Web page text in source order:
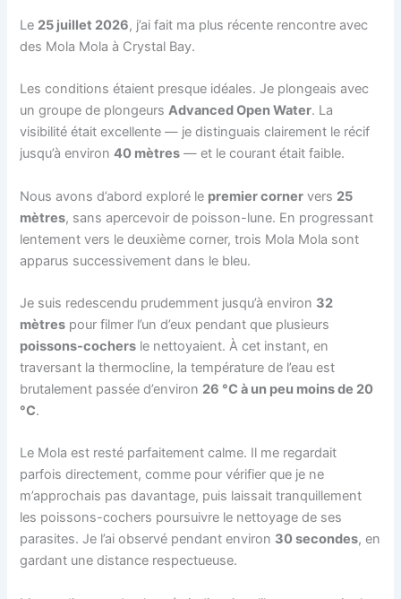
Le 25 juillet 2026, j’ai fait ma plus récente rencontre avec
des Mola Mola à Crystal Bay.
Les conditions étaient presque idéales. Je plongeais avec
un groupe de plongeursAdvanced Open Water. La
visibilité était excellente — je distinguais clairement le récif
jusqu’à environ40 mètres — et le courant était faible.
Nous avons d’abord exploré le premier corner vers 25
mètres, sans apercevoir de poisson-lune. En progressant
lentement vers le deuxième corner, trois Mola Mola sont
apparus successivement dans le bleu.
Je suis redescendu prudemment jusqu’à environ 32
mètres pour filmer l’un d’eux pendant que plusieurs
poissons-cochers le nettoyaient. À cet instant, en
traversant la thermocline, la température de l’eau est
brutalement passée d’environ 26 °C à un peu moins de 20
°C.
Le Mola est resté parfaitement calme. Il me regardait
parfois directement, comme pour vérifier que je ne
m’approchais pas davantage, puis laissait tranquillement
les poissons-cochers poursuivre le nettoyage de ses
parasites. Je l’ai observé pendant environ 30 secondes, en
gardant une distance respectueuse.